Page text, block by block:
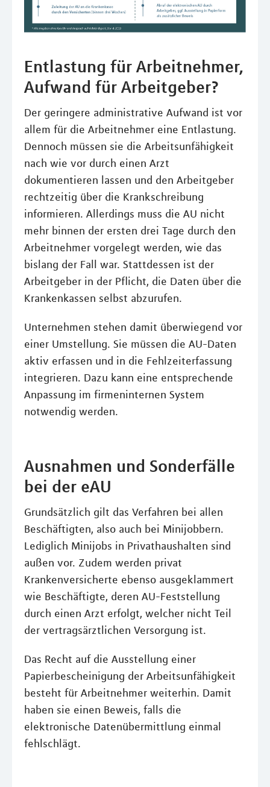
Entlastung für Arbeitnehmer,
Aufwand für Arbeitgeber?
Der geringere administrative Aufwand ist vor
allem für die Arbeitnehmer eine Entlastung.
Dennoch müssen sie die Arbeitsunfähigkeit
nach wie vor durch einen Arzt
dokumentieren lassen und den Arbeitgeber
rechtzeitig über die Krankschreibung
informieren. Allerdings muss die AU nicht
mehr binnen der ersten drei Tage durch den
Arbeitnehmer vorgelegt werden, wie das
bislang der Fall war. Stattdessen ist der
Arbeitgeber in der Pflicht, die Daten über die
Krankenkassen selbst abzurufen.
Unternehmen stehen damit überwiegend vor
einer Umstellung. Sie müssen die AU-Daten
aktiv erfassen und in die Fehlzeiterfassung
integrieren. Dazu kann eine entsprechende
Anpassung im firmeninternen System
notwendig werden.
Ausnahmen und Sonderfälle
bei der eAU
Grundsätzlich gilt das Verfahren bei allen
Beschäftigten, also auch bei Minijobbern.
Lediglich Minijobs in Privathaushalten sind
außen vor. Zudem werden privat
Krankenversicherte ebenso ausgeklammert
wie Beschäftigte, deren AU-Feststellung
durch einen Arzt erfolgt, welcher nicht Teil
der vertragsärztlichen Versorgung ist.
Das Recht auf die Ausstellung einer
Papierbescheinigung der Arbeitsunfähigkeit
besteht für Arbeitnehmer weiterhin. Damit
haben sie einen Beweis, falls die
elektronische Datenübermittlung einmal
fehlschlägt.